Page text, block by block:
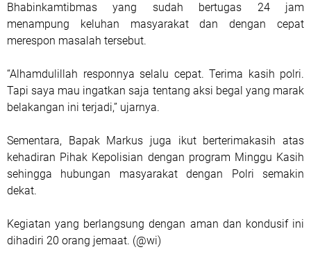
Bhabinkamtibmas yang sudah bertugas 24 jam
menampung keluhan masyarakat dan dengan cepat
merespon masalah tersebut.
“Alhamdulillah responnya selalu cepat. Terima kasih polri.
Tapi saya mau ingatkan saja tentang aksi begal yang marak
belakangan ini terjadi,” ujarnya.
Sementara, Bapak Markus juga ikut berterimakasih atas
kehadiran Pihak Kepolisian dengan program Minggu Kasih
sehingga hubungan masyarakat dengan Polri semakin
dekat.
Kegiatan yang berlangsung dengan aman dan kondusif ini
dihadiri 20 orang jemaat. (@wi)